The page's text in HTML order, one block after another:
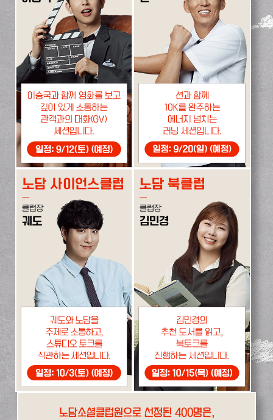
노담소셜클럽원으로 선정된 400명은,